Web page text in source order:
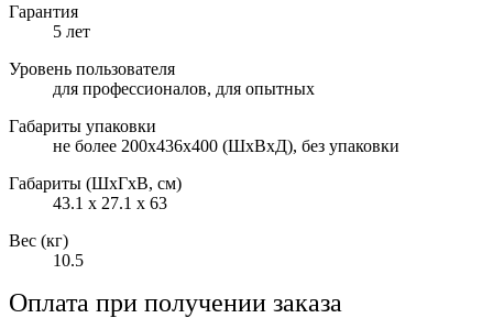
Гарантия
5 лет
Уровень пользователя
для профессионалов, для опытных
Габариты упаковки
не более 200x436x400 (ШхВхД), без упаковки
Габариты (ШxГxВ, см)
43.1 x 27.1 x 63
Вес (кг)
10.5
Оплата при получении заказа